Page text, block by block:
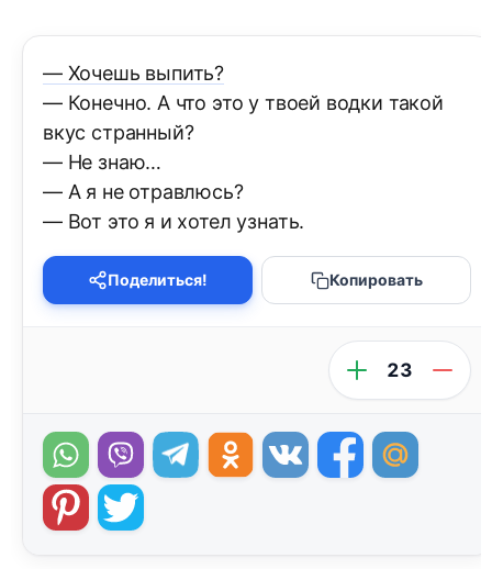
— Хочешь выпить?
— Конечно. А что это у твоей водки такой
вкус странный?
— Не знаю…
— А я не отравлюсь?
— Вот это я и хотел узнать.
Поделиться! Копировать
23